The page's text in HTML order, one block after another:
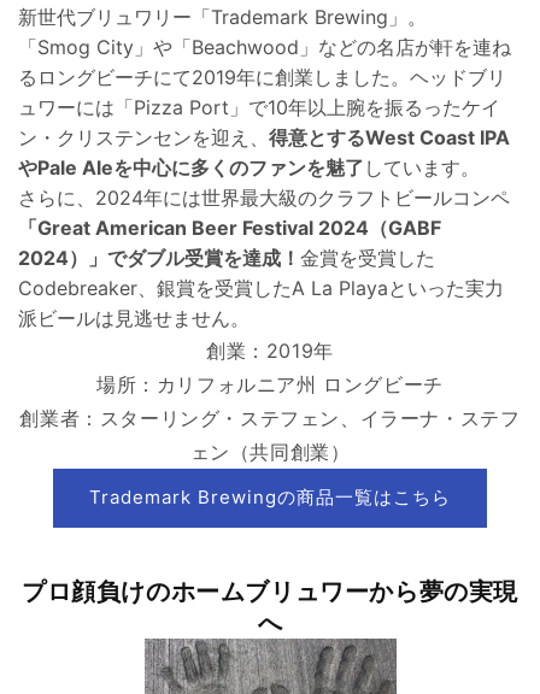
新世代ブリュワリー「Trademark Brewing」。
「Smog City」や「Beachwood」などの名店が軒を連ね
るロングビーチにて2019年に創業しました。ヘッドブリ
ュワーには「Pizza Port」で10年以上腕を振るったケイ
ン・クリステンセンを迎え、 得意とするWest Coast IPA
やPale Aleを中心に多くのファンを魅了 しています。
さらに、2024年には世界最大級のクラフトビールコンペ
「Great American Beer Festival 2024（GABF
2024）」でダブル受賞を達成 ！ 金賞を受賞した
Codebreaker、銀賞を受賞したA La Playaといった実力
派ビールは見逃せません。
創業：2019年
場所：カリフォルニア州 ロングビーチ
創業者：スターリング・ステフェン、イラーナ・ステフ
ェン（共同創業）
Trademark Brewingの商品一覧はこちら
プロ顔負けのホームブリュワーから夢の実現
へ